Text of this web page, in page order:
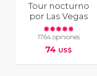
Tour nocturno
por Las Vegas
1764 opiniones
74 US$